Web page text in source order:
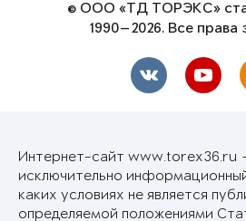
© ООО «ТД ТОРЭКС»
1990—2026. Все
Интернет-сайт www.torex36.ru
исключительно
каких условиях не является
определяемой положениями